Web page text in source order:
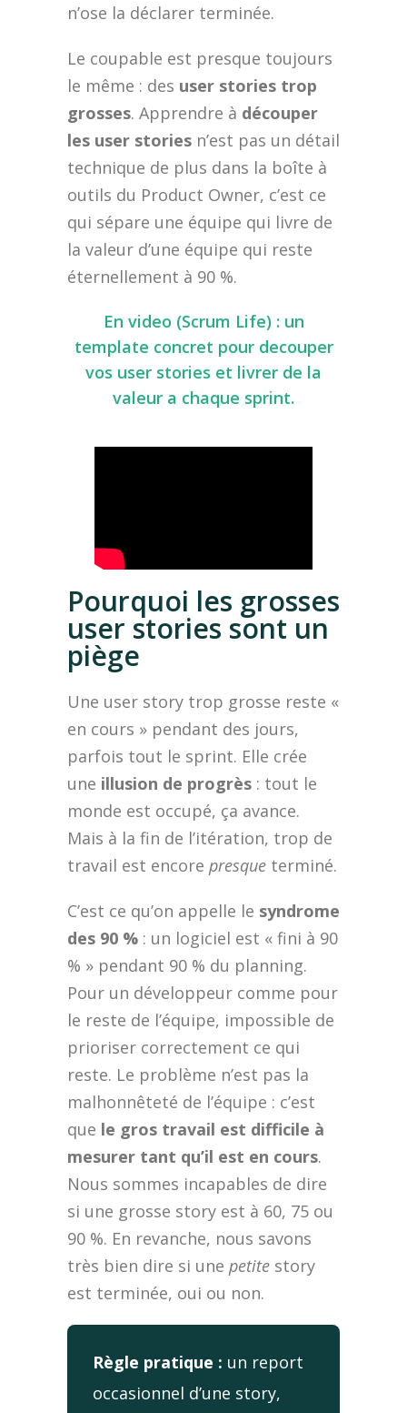
n’ose la déclarer terminée.
Le coupable est presque toujours
le même : des user stories trop
grosses. Apprendre à découper
les user stories n’est pas un détail
technique de plus dans la boîte à
outils du Product Owner, c’est ce
qui sépare une équipe qui livre de
la valeur d’une équipe qui reste
éternellement à 90 %.
En video (Scrum Life) : un
template concret pour decouper
vos user stories et livrer de la
valeur a chaque sprint.
Pourquoi les grosses
user stories sont un
piège
Une user story trop grosse reste «
en cours » pendant des jours,
parfois tout le sprint. Elle crée
une illusion de progrès : tout le
monde est occupé, ça avance.
Mais à la fin de l’itération, trop de
travail est encore presque terminé.
C’est ce qu’on appelle le syndrome
des 90 % : un logiciel est « fini à 90
% » pendant 90 % du planning.
Pour un développeur comme pour
le reste de l’équipe, impossible de
prioriser correctement ce qui
reste. Le problème n’est pas la
malhonnêteté de l’équipe : c’est
que le gros travail est difficile à
mesurer tant qu’il est en cours.
Nous sommes incapables de dire
si une grosse story est à 60, 75 ou
90 %. En revanche, nous savons
très bien dire si une petite story
est terminée, oui ou non.
Règle pratique : un report
occasionnel d’une story,